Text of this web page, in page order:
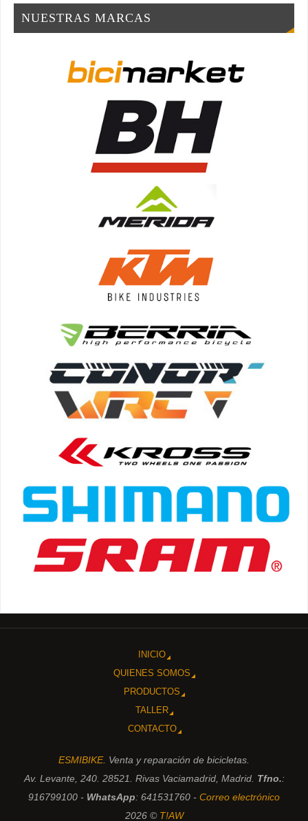
NUESTRAS MARCAS
INICIO
QUIENES SOMOS
PRODUCTOS
TALLER
CONTACTO
ESMIBIKE. Venta y reparación de bicicletas.
Av. Levante, 240. 28521. Rivas Vaciamadrid, Madrid. Tfno.:
916799100 - WhatsApp: 641531760 - Correo electrónico
2026 © T!AW